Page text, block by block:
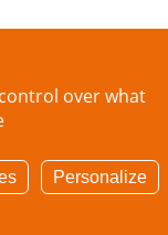
Agence Digitale
over what
Personalize